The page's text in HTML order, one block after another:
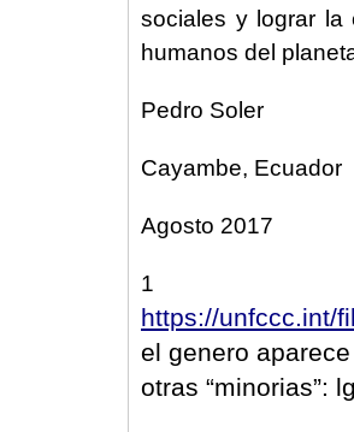
sociales y lograr la
humanos del
Pedro Soler
Cayambe, Ecuador
Agosto 2017
1
https://unfccc.int/
el genero
otras “minorias”: